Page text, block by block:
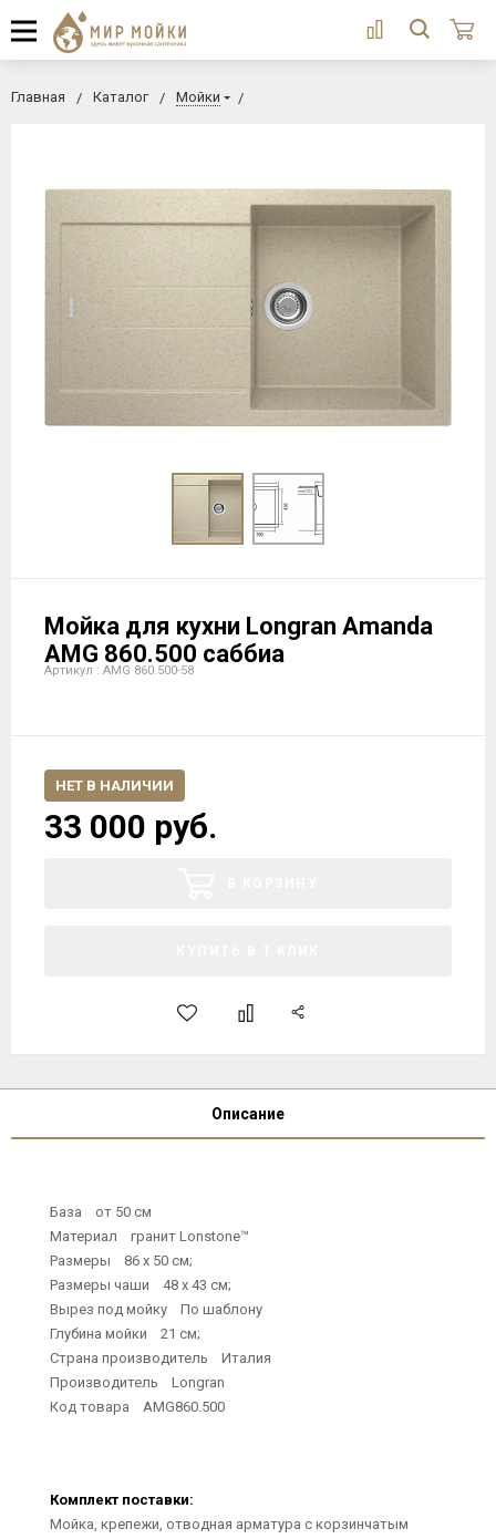
Главная Каталог Мойки
Мойка для кухни Longran Amanda
AMG 860.500 саббиа
Артикул : AMG 860.500-58
НЕТ В НАЛИЧИИ
33 000 руб.
Описание
База от 50 см
Материал гранит Lonstone™
Размеры 86 х 50 см;
Размеры чаши 48 x 43 см;
Вырез под мойку По шаблону
Глубина мойки 21 см;
Страна производитель Италия
Производитель Longran
Код товара AMG860.500
Комплект поставки:
Мойка, крепежи, отводная арматура с корзинчатым